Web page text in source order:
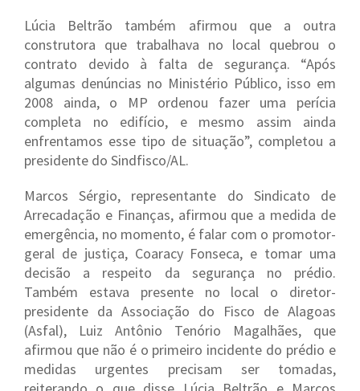
Lúcia Beltrão também afirmou que a outra
construtora que trabalhava no local quebrou o
contrato devido à falta de segurança. “Após
algumas denúncias no Ministério Público, isso em
2008 ainda, o MP ordenou fazer uma perícia
completa no edifício, e mesmo assim ainda
enfrentamos esse tipo de situação”, completou a
presidente do Sindfisco/AL.
Marcos Sérgio, representante do Sindicato de
Arrecadação e Finanças, afirmou que a medida de
emergência, no momento, é falar com o promotor-
geral de justiça, Coaracy Fonseca, e tomar uma
decisão a respeito da segurança no prédio.
Também estava presente no local o diretor-
presidente da Associação do Fisco de Alagoas
(Asfal), Luiz Antônio Tenório Magalhães, que
afirmou que não é o primeiro incidente do prédio e
medidas urgentes precisam ser tomadas,